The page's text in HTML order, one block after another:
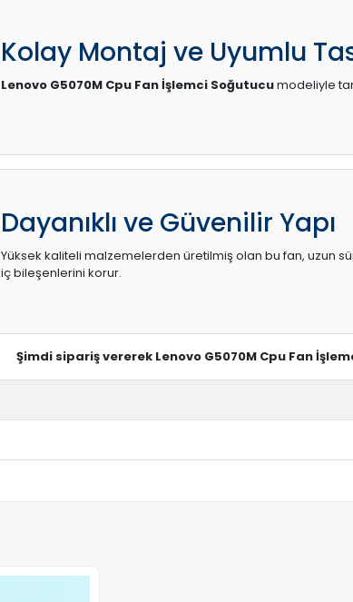
Kolay Montaj ve Uyumlu
Lenovo G5070M Cpu Fan İşlemci Soğutucumodeliyle
Dayanıklı ve Güvenilir Yapı
Yüksek kaliteli malzemelerden üretilmiş olan bu fan, uzun
iç bileşenlerini korur.
Şimdi sipariş vererek Lenovo G5070M Cpu Fan